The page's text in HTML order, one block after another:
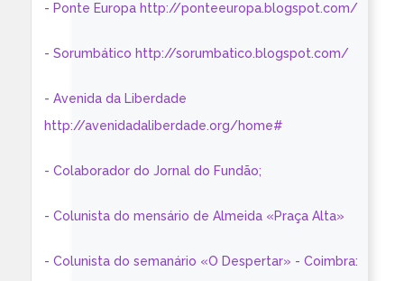
- Ponte Europa http://ponteeuropa.blogspot.com/
- Sorumbático http://sorumbatico.blogspot.com/
- Avenida da Liberdade
http://avenidadaliberdade.org/home#
- Colaborador do Jornal do Fundão;
- Colunista do mensário de Almeida «Praça Alta»
- Colunista do semanário «O Despertar» - Coimbra: